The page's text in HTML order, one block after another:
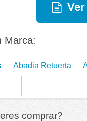
Marca:
Abadia Retuerta
comprar?